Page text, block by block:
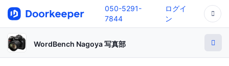
050-5291-
7844
ログイ
ン
WordBench Nagoya 写真部